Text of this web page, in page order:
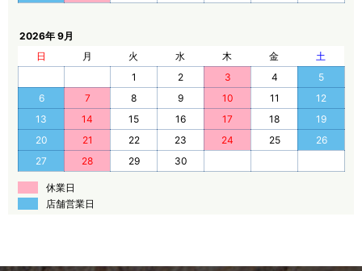
2026年 9月
日
月 火 水 木 金
土
1
2 3 4
5
6
7 8 9 10 11
12
13
14 15 16 17 18
19
20
21 22 23 24 25
26
27
28 29 30
休業日
店舗営業日